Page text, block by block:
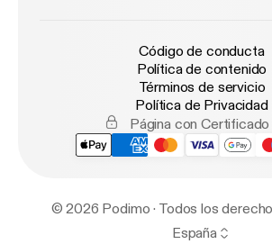
Código de conducta
Política de contenido
Términos de servicio
Política de Privacidad
Página con
© 2026 Podimo · Todos los
España